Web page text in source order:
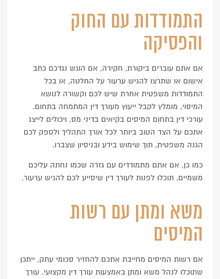
התמודדות עם החוק
והפסיקה
אם אתם עוברים ביקורת, חקירה, אם הוגש נגדכם כתב
אישום או שתרצו להגיש ערעור על החלטה, או בכל
התמודדות משפטית אחרת שיש לכם וקשורה לנושא
המיסוי, מומלץ לקבל ייעוץ מעורך דין המתמחה בתחום.
עורכי דין בתחום המיסים בקיאים בדיני מס, ויכולים לייצג
אתכם על הצד הטוב ביותר לכל אורך התהליך ולספק לכם
הגנה משפטית, תוך שימוש בידע ובניסיון שצברו.
כמו כן, אם אתם מתמודדים עם גזרה שכמו נחתה עליכם
משמיים, תוכלו לפנות לעורך דין שיסייע לכם להגיש ערעור.
משא ומתן עם רשות
המיסים
אם רשות המיסים מחייבת אתכם להחזיר סכומי עתק, ייתכן
שתוכלו לנהל משא ומתן באמצעות עורך דין מקצועי. עורך